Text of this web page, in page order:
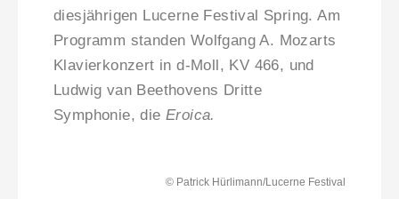
diesjährigen Lucerne Festival Spring. Am
Programm standen Wolfgang A. Mozarts
Klavierkonzert in d-Moll, KV 466, und
Ludwig van Beethovens Dritte
Symphonie, dieEroica.
© Patrick Hürlimann/Lucerne Festival